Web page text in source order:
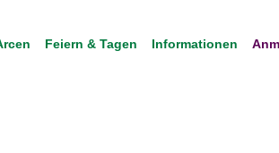
Feiern & Tagen Informationen